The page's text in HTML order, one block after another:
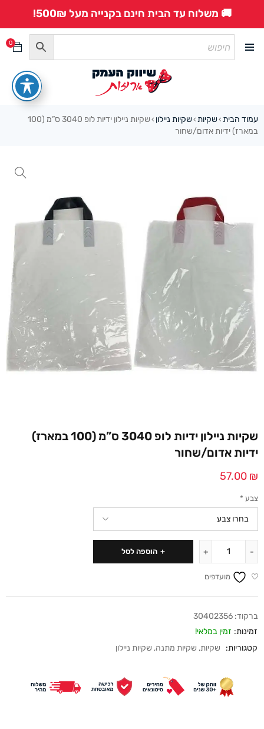
🚚 משלוח עד הבית חינם בקנייה מעל 500₪!
0
עמוד הבית ›שקיות ›שקיות ניילון ›
שקיות ניילון ידיות לופ 3040 ס”מ (100
במארז) ידיות אדום/שחור
שקיות ניילון ידיות לופ 3040 ס”מ (100 במארז)
ידיות אדום/שחור
57.00 ₪
צבע *
הוספה לסל
מועדפים
ברקוד: 30402356
זמינות: זמין במלאי!
קטגוריות:
שקיות, שקיות מתנה, שקיות ניילון